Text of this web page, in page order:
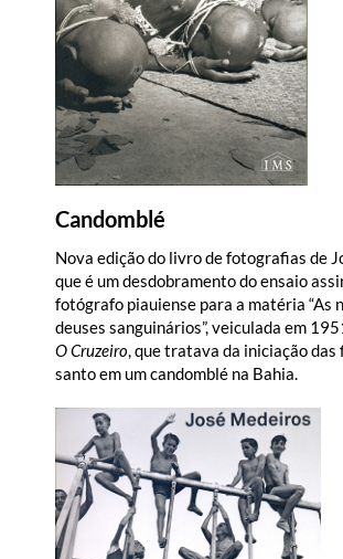
Candomblé
Nova edição do livro de fotografias de
que é um desdobramento do ensaio
fotógrafo piauiense para a matéria “As
deuses sanguinários”, veiculada em
O Cruzeiro, que tratava da iniciação das
santo em um candomblé na Bahia.